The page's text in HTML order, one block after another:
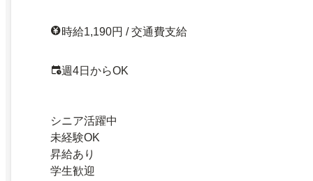
時給1,190円 / 交通費支給
週4日からOK
シニア活躍中
未経験OK
昇給あり
学生歓迎